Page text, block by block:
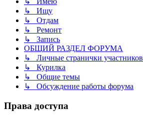
↳ Ищу
↳ Отдам
↳ Ремонт
↳ Запись
ОБЩИЙ РАЗДЕЛ ФОРУМА
↳ Личные странички участников
↳ Курилка
↳ Общие темы
↳ Обсуждение работы форума
Права доступа